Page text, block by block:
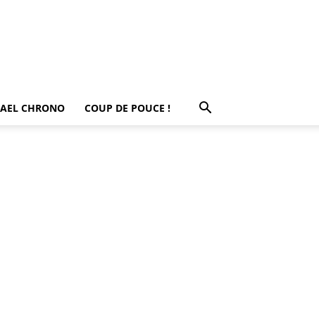
CHRONO COUP DE POUCE !